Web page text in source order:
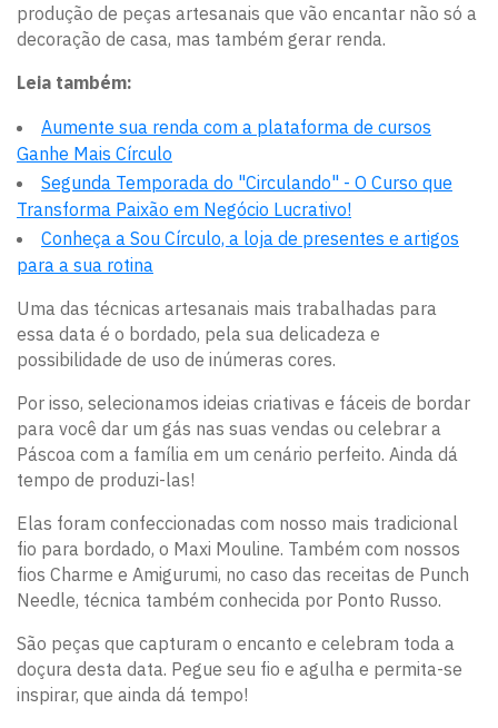
produção de peças artesanais que vão encantar não só a
decoração de casa, mas também gerar renda.
Leia também:
Aumente sua renda com a plataforma de cursos
Ganhe Mais Círculo
Segunda Temporada do "Circulando" - O Curso que
Transforma Paixão em Negócio Lucrativo!
Conheça a Sou Círculo, a loja de presentes e artigos
para a sua rotina
Uma das técnicas artesanais mais trabalhadas para
essa data é o bordado, pela sua delicadeza e
possibilidade de uso de inúmeras cores.
Por isso, selecionamos ideias criativas e fáceis de bordar
para você dar um gás nas suas vendas ou celebrar a
Páscoa com a família em um cenário perfeito. Ainda dá
tempo de produzi-las!
Elas foram confeccionadas com nosso mais tradicional
fio para bordado, o Maxi Mouline. Também com nossos
fios Charme e Amigurumi, no caso das receitas de Punch
Needle, técnica também conhecida por Ponto Russo.
São peças que capturam o encanto e celebram toda a
doçura desta data. Pegue seu fio e agulha e permita-se
inspirar, que ainda dá tempo!